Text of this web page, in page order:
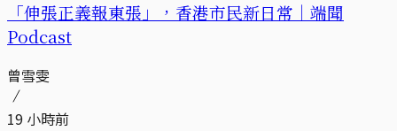
「伸張正義報東張」，香港市民新日常｜端聞
Podcast
曾雪雯
19 小時前